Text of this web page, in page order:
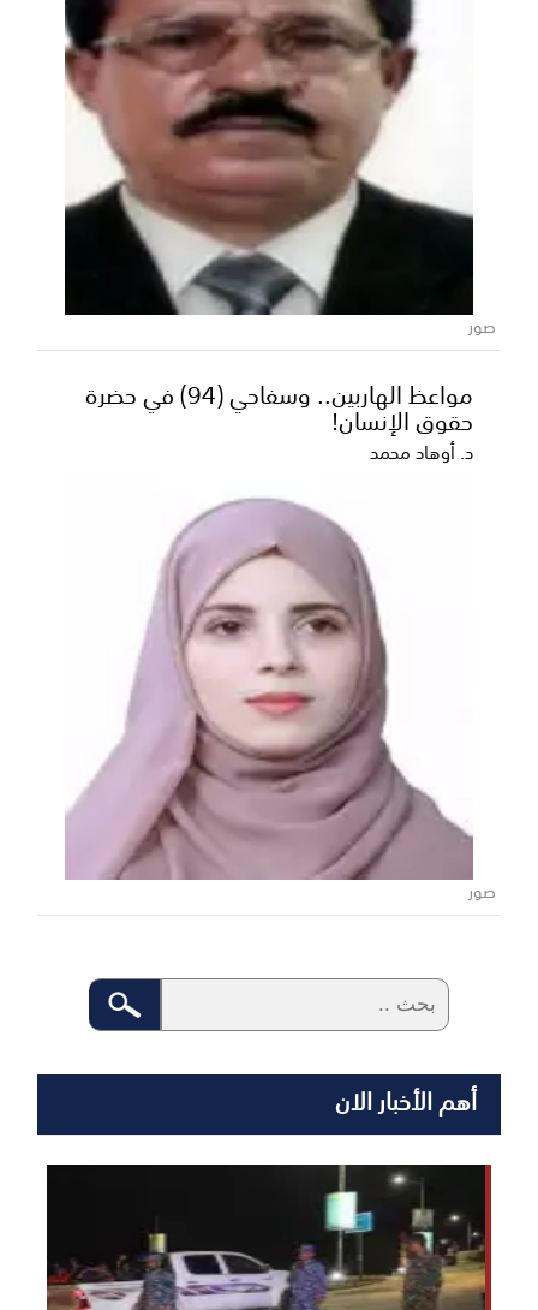
300 مشروع تنموي سعودي تعزز الخدمات
الأساسية في المحافظات اليمنية
عكاظ - متابعات ​واصلت السعودية جهودها الحثيثة لترسيخ
ركائز النماء والاستقرار في اليمن، مقدمةً نموذجا...
صور
مواعظ الهاربين.. وسفاحي (94) في حضرة
حقوق الإنسان!
د. أوهاد محمد
صور
أهم الأخبار الان